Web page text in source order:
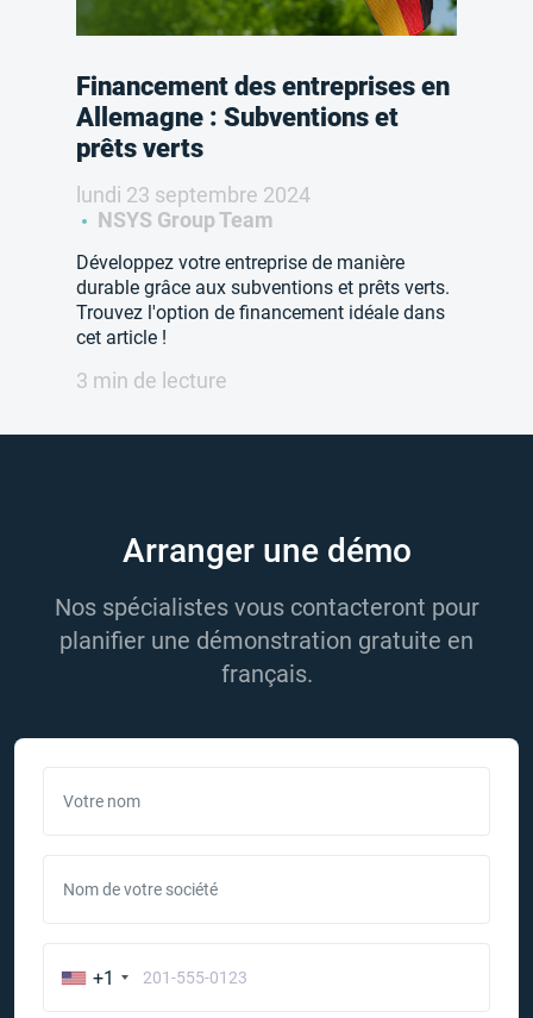
Financement des entreprises en
Allemagne : Subventions et
prêts verts
lundi 23 septembre 2024
NSYS Group Team
Développez votre entreprise de manière
durable grâce aux subventions et prêts verts.
Trouvez l'option de financement idéale dans
cet article !
3 min de lecture
Arranger une démo
Nos spécialistes vous contacteront pour
planifier une démonstration gratuite en
français.
Votre nom
Nom de votre société
+1